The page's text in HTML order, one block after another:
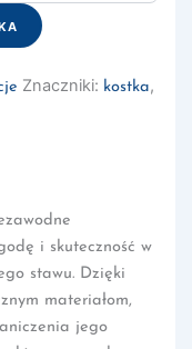
Znaczniki: kostka,
i skuteczność w
stawu. Dzięki
materiałom,
jego